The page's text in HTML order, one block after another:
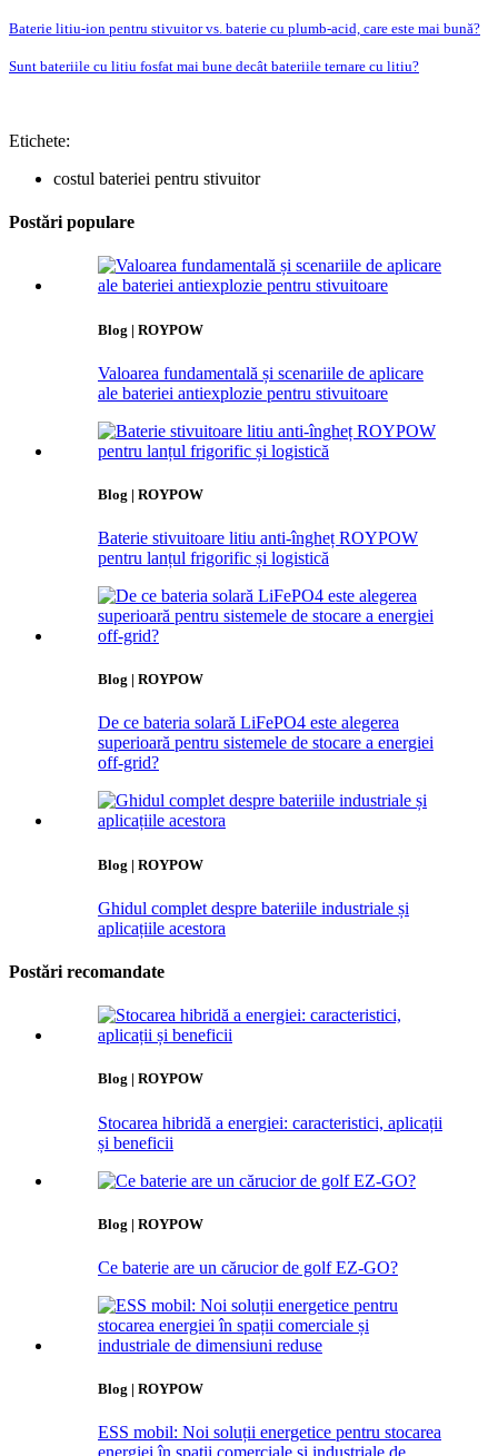
Baterie litiu-ion pentru stivuitor vs. baterie cu plumb-acid, care este mai bună?
Sunt bateriile cu litiu fosfat mai bune decât bateriile ternare cu litiu?
Etichete:
costul bateriei pentru stivuitor
Postări populare
Blog | ROYPOW
Valoarea fundamentală și scenariile de aplicare
ale bateriei antiexplozie pentru stivuitoare
Blog | ROYPOW
Baterie stivuitoare litiu anti-îngheț ROYPOW
pentru lanțul frigorific și logistică
Blog | ROYPOW
De ce bateria solară LiFePO4 este alegerea
superioară pentru sistemele de stocare a energiei
off-grid?
Blog | ROYPOW
Ghidul complet despre bateriile industriale și
aplicațiile acestora
Postări recomandate
Blog | ROYPOW
Stocarea hibridă a energiei: caracteristici, aplicații
și beneficii
Blog | ROYPOW
Ce baterie are un cărucior de golf EZ-GO?
Blog | ROYPOW
ESS mobil: Noi soluții energetice pentru stocarea